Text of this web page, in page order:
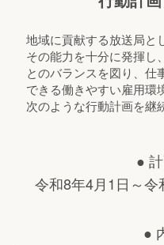
地域に貢献する放送局と
その能力を十分に発揮し
とのバランスを図り、仕
できる働きやすい雇用環
次のような行動計画を継
●
令和8年4月1日～令
●